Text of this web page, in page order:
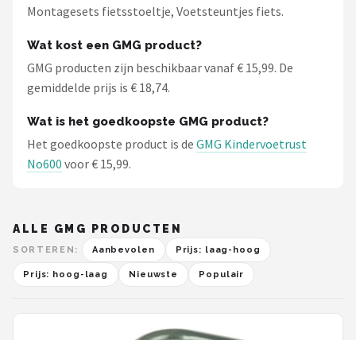
Montagesets fietsstoeltje, Voetsteuntjes fiets.
Wat kost een GMG product?
GMG producten zijn beschikbaar vanaf € 15,99. De
gemiddelde prijs is € 18,74.
Wat is het goedkoopste GMG product?
Het goedkoopste product is de GMG Kindervoetrust
No600 voor € 15,99.
ALLE GMG PRODUCTEN
SORTEREN: Aanbevolen Prijs: laag-hoog
Prijs: hoog-laag Nieuwste Populair